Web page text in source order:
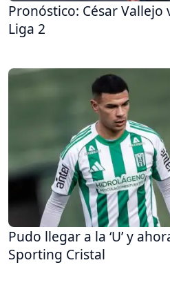
Pronóstico: César Vallejo
Liga 2
Pudo llegar a la ‘U’ y
Sporting Cristal